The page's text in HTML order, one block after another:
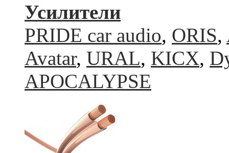
Усилители
PRIDE car audio, ORIS,
Avatar, URAL, KICX,
APOCALYPSE